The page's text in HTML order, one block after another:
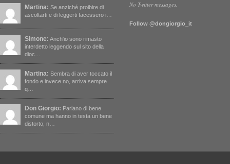
Martina: Se anziché proibire di
ascoltarti e di leggerti facessero i…
Simone: Anch'io sono rimasto
interdetto leggendo sul sito della
dioc…
Martina: Sembra di aver toccato il
fondo e invece no, arriva sempre
q…
Don Giorgio: Parlano di bene
comune ma hanno in testa un bene
distorto, n…
No Twitter messages.
Follow @dongiorgio_it